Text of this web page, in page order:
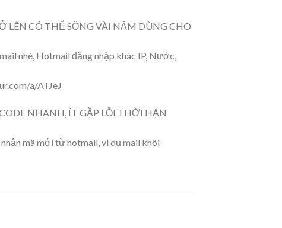
LÊN CÓ THỂ SỐNG VÀI NĂM DÙNG CHO
nhé, Hotmail đăng nhập khác IP, Nước,
a/ATJeJ
NHANH, ÍT GẶP LỖI THỜI HẠN
mã mới từ hotmail, ví dụ mail khôi